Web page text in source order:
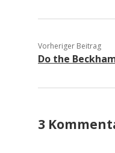
Vorheriger Beitrag
Do the
3